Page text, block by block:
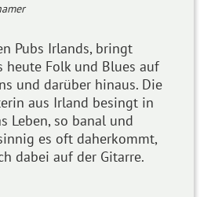
Pubs Irlands, bringt
heute Folk und Blues auf
und darüber hinaus. Die
aus Irland besingt in
Leben, so banal und
es oft daherkommt,
dabei auf der Gitarre.